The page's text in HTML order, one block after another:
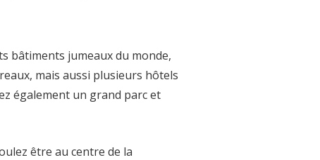
bâtiments jumeaux du monde,
mais aussi plusieurs hôtels
également un grand parc et
être au centre de la